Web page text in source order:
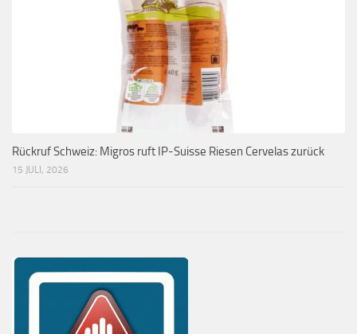
Rückruf Schweiz: Migros ruft IP-Suisse Riesen Cervelas zurück
15 JULI, 2026